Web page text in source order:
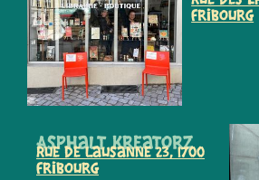
Fribourg
Asphalt Kreatorz
Rue de Lausanne 23, 1700
Fribourg